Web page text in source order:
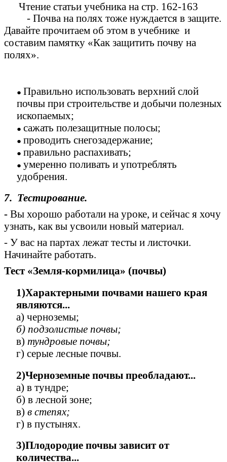
Чтение статьи учебника на стр. 162-163
- Почва на полях тоже нуждается в защите.
Давайте прочитаем об этом в учебнике и
составим памятку «Как защитить почву на
полях».
Правильно использовать верхний слой
почвы при строительстве и добычи полезных
ископаемых;
сажать полезащитные полосы;
проводить снегозадержание;
правильно распахивать;
умеренно поливать и употреблять
удобрения.
7. Тестирование.
- Вы хорошо работали на уроке, и сейчас я хочу
узнать, как вы усвоили новый материал.
- У вас на партах лежат тесты и листочки.
Начинайте работать.
Тест «Земля-кормилица» (почвы)
1)Характерными почвами нашего края
являются...
а) черноземы;
б) подзолистые почвы;
в) тундровые почвы;
г) серые лесные почвы.
2)Черноземные почвы преобладают...
а) в тундре;
б) в лесной зоне;
в) в степях;
г) в пустынях.
3)Плодородие почвы зависит от
количества...